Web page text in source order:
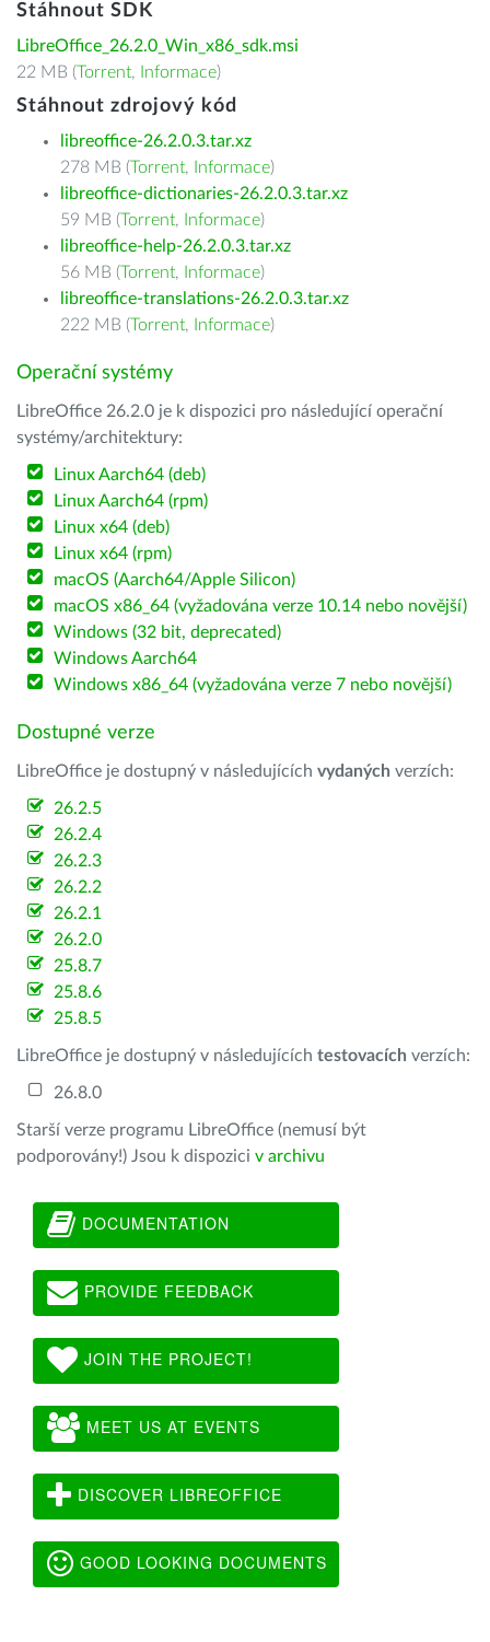
Stáhnout SDK
LibreOffice_26.2.0_Win_x86_sdk.msi
22 MB (Torrent, Informace)
Stáhnout zdrojový kód
libreoffice-26.2.0.3.tar.xz
278 MB (Torrent, Informace)
libreoffice-dictionaries-26.2.0.3.tar.xz
59 MB (Torrent, Informace)
libreoffice-help-26.2.0.3.tar.xz
56 MB (Torrent, Informace)
libreoffice-translations-26.2.0.3.tar.xz
222 MB (Torrent, Informace)
Operační systémy
LibreOffice 26.2.0 je k dispozici pro následující operační
systémy/architektury:
Linux Aarch64 (deb)
Linux Aarch64 (rpm)
Linux x64 (deb)
Linux x64 (rpm)
macOS (Aarch64/Apple Silicon)
macOS x86_64 (vyžadována verze 10.14 nebo novější)
Windows (32 bit, deprecated)
Windows Aarch64
Windows x86_64 (vyžadována verze 7 nebo novější)
Dostupné verze
LibreOffice je dostupný v následujících vydaných verzích:
26.2.5
26.2.4
26.2.3
26.2.2
26.2.1
26.2.0
25.8.7
25.8.6
25.8.5
LibreOffice je dostupný v následujících testovacích verzích:
26.8.0
Starší verze programu LibreOffice (nemusí být
podporovány!) Jsou k dispozici v archivu
DOCUMENTATION
PROVIDE FEEDBACK
JOIN THE PROJECT!
MEET US AT EVENTS
DISCOVER LIBREOFFICE
GOOD LOOKING DOCUMENTS